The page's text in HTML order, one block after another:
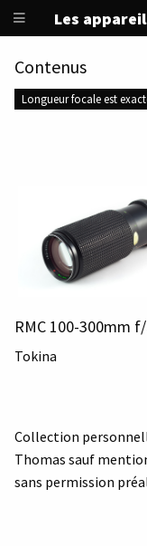
Les
Contenus
Longueur focale est
RMC 100-300mm
Tokina
Collection
Thomas sauf
sans permission